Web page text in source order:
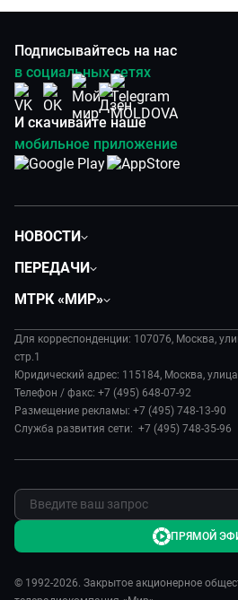
Подписывайтесь на нас
в социальных сетях
И скачивайте наше
мобильное приложение
НОВОСТИ
Экономика
Происшествия
Культура
ПЕРЕДАЧИ
Евразия. Культурно
Евразия. Регионы
Наши иностранцы
Пять причин поехать в...
Я – волонтер
МТРК «МИР»
История
Руководство
Новости
Пресса о нас
Обратная связь
Для корреспонденции: 107076, Москва,
стр.1
Юридический адрес: 115184, Москва,
Телефон / факс: +7 (495) 648-07-92
Размещение рекламы: +7 (495) 748-13-90
Служба развития сети: +7 (495) 748-35-96
© 1992-2026. Закрытое акционерное
ПРЯМОЙ